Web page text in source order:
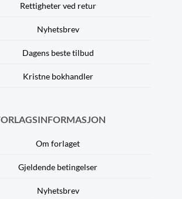
Rettigheter ved retur
Nyhetsbrev
Dagens beste tilbud
Kristne bokhandler
Om forlaget
Gjeldende betingelser
Nyhetsbrev